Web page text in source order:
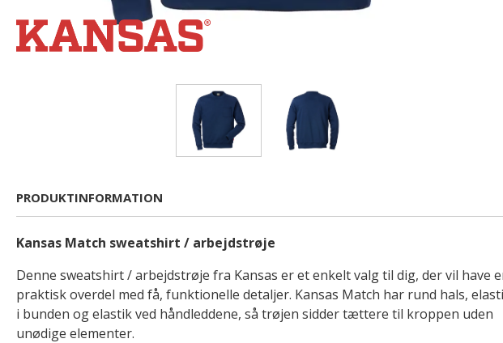
PRODUKTINFORMATION
Kansas Match sweatshirt / arbejdstrøje
Denne sweatshirt / arbejdstrøje fra Kansas er et enkelt valg til dig, der vil have
praktisk overdel med få, funktionelle detaljer. Kansas Match har rund hals,
i bunden og elastik ved håndleddene, så trøjen sidder tættere til kroppen uden
unødige elementer.